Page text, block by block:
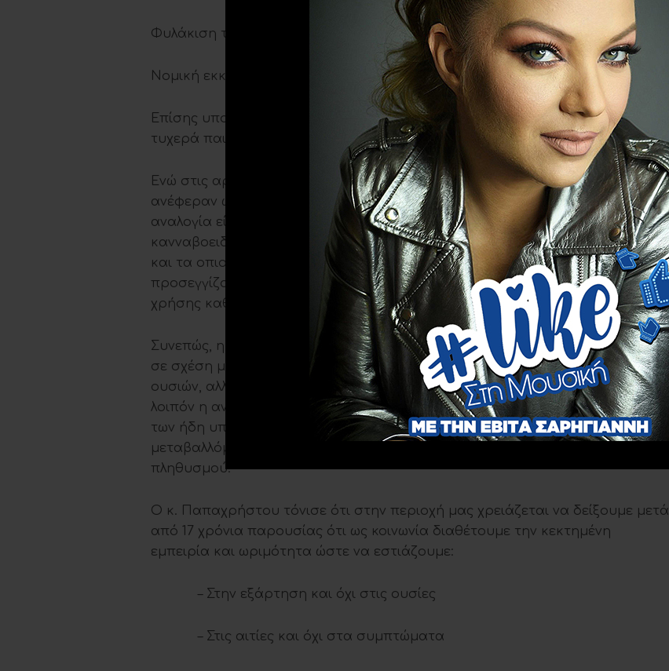
Φυλάκιση το 21,6%
Νομική εκκρεμότητα το 42,6%
Επίσης υποστηρίχτηκαν και 110 άνθρωποι με εξάρτηση από το αλκοόλ και τα
τυχερά παιγνίδια.
Ενώ στις αρχές του 2000 οι 9 στους 10 που προσέγγισαν το ΚΕΘΕΑ ΗΠΕΙΡΟΣ
ανέφεραν ως κύριες ουσίες χρήσης την ηρωίνη και τα οπιοειδή, σήμερα η
αναλογία είναι μόλις 1 στους 3. Έτσι το 2023 η κάνναβη και τα συνθετικά
κανναβοειδή αναφέρονται ως κύρια ουσία χρήσης από το 34,9%, η ηρωίνη
και τα οπιοειδή από το 22,9% , κοκαΐνη στο 24,8%. Στους έφηβους που
προσεγγίζουν το ΚΕΘΕΑ ΗΠΕΙΡΟΣ η κάνναβη κυριαρχεί ως βασική ουσία
χρήσης καθώς αναφέρεται ως τέτοια από 8 στα 10 άτομα.
Συνεπώς, η πρόκληση του ΚΕΘΕΑ ΗΠΕΙΡΟΣ, υφίσταται μια διαφοροποίηση
σε σχέση με τα προηγούμενα χρόνια, σχετικά με το είδος των παράνομων
ουσιών, αλλά και τη ραγδαία ανάπτυξη των νόμιμων εξαρτήσεων. Προκύπτει
λοιπόν η ανάγκη για την ανάπτυξη περαιτέρω υπηρεσιών και προσαρμογή
των ήδη υπαρχουσών, ώστε ο φορέας να ανταποκρίνεται επαρκώς στις
μεταβαλλόμενες ανάγκες και να υποστηρίζει αποτελεσματικά το σύνολο του
πληθυσμού.
Ο κ. Παπαχρήστου τόνισε ότι στην περιοχή μας χρειάζεται να δείξουμε μετά
από 17 χρόνια παρουσίας ότι ως κοινωνία διαθέτουμε την κεκτημένη
εμπειρία και ωριμότητα ώστε να εστιάζουμε:
– Στην εξάρτηση και όχι στις ουσίες
– Στις αιτίες και όχι στα συμπτώματα